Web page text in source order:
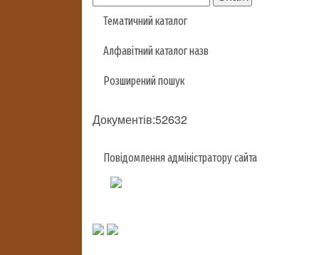
Тематичний каталог
Алфавітний каталог назв
Розширений пошук
Документів:52632
Повідомлення адміністратору сайта